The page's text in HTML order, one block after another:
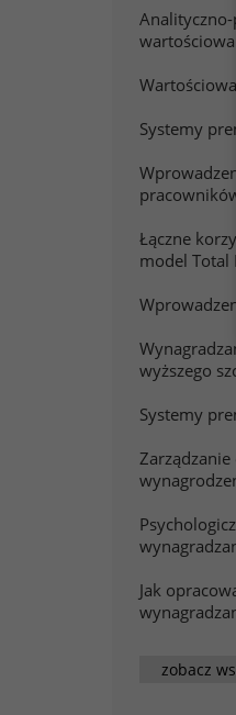
Systemy
Łączne
model Total
wyższego
Systemy
Jak
zobacz